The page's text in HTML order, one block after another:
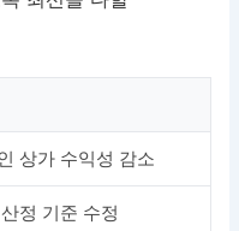
상가 수익성 감소
정 기준 수정